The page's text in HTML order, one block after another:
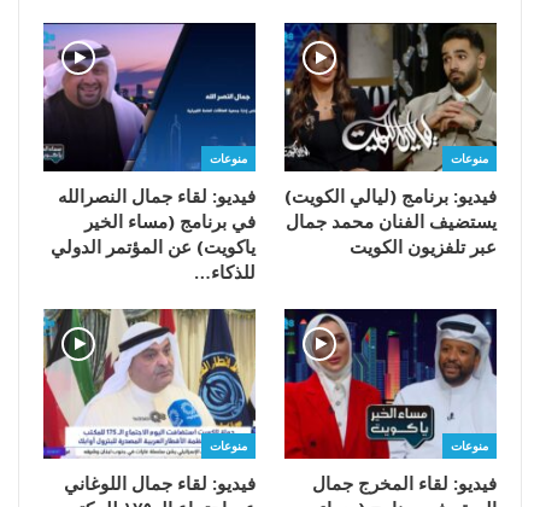
منوعات
فيديو: برنامج (ليالي الكويت)
يستضيف الفنان محمد جمال
عبر تلفزيون الكويت
منوعات
فيديو: لقاء جمال النصرالله
في برنامج (مساء الخير
ياكويت) عن المؤتمر الدولي
للذكاء…
منوعات
فيديو: لقاء المخرج جمال
منوعات
فيديو: لقاء جمال اللوغاني